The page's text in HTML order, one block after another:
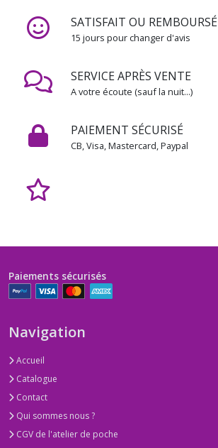
SATISFAIT OU REMBOURSÉ
15 jours pour changer d'avis
SERVICE APRÈS VENTE
A votre écoute (sauf la nuit...)
PAIEMENT SÉCURISÉ
CB, Visa, Mastercard, Paypal
Paiements sécurisés
Navigation
Accueil
Catalogue
Contact
Qui sommes nous ?
CGV de l'atelier de poche